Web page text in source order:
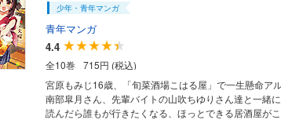
少年・青年マンガ
青年マンガ
4.4
全10巻
715円 (税込)
宮原もみじ16歳、「旬菜酒場こはる屋」で一生懸命アルバイ
南部皐月さん、先輩バイトの山吹ちゆりさん達と一緒
読んだら誰もが行きたくなる、ほっとできる居酒屋が